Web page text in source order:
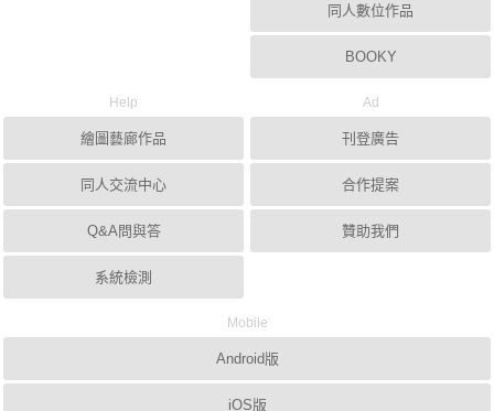
同人數位作品
BOOKY
Help
繪圖藝廊作品
同人交流中心
Q&A問與答
系統檢測
Ad
刊登廣告
合作提案
贊助我們
Mobile
Android版
iOS版